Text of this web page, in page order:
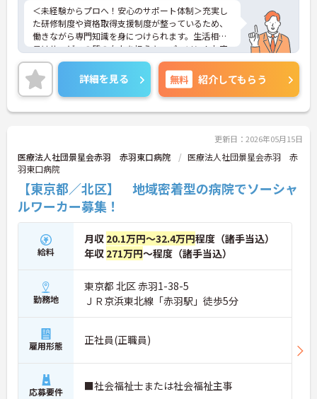
＜未経験からプロへ！安心のサポート体制＞充実し
た研修制度や資格取得支援制度が整っているため、
働きながら専門知識を身につけられます。生活相談
員はサービスの質の向上を担うキーパーソン！お客
様やご家族との関わりを通じて、自分自身の人間性
も磨いていけるやりがいのあるお仕事です。
＜夜勤なしでプライベートも充実！柔軟な働き方＞
勤務曜日は相談可能♪ライフスタイルに合わせた働
き方が可能です。産休・育休制度も整っており、長
詳細を見る 無料 紹介してもらう
更新日：2026年05月15日
医療法人社団景星会赤羽 赤羽東口病院
医療法人社団景星会赤羽 赤
羽東口病院
【東京都／北区】 地域密着型の病院でソーシャ
ルワーカー募集！
給料
月収 20.1万円～32.4万円程度（諸手当込）
年収 271万円～程度（諸手当込）
勤務地
東京都 北区 赤羽1-38-5
ＪＲ京浜東北線「赤羽駅」徒歩5分
雇用形態 正社員(正職員)
応募要件 ■社会福祉士または社会福祉主事